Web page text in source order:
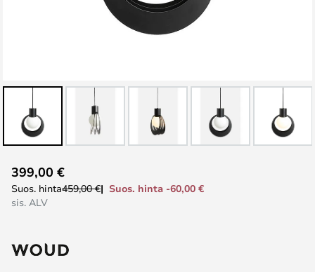
to
the
the
399,00 €
Suos. hinta459,00 €
Suos. hinta -60,00 €
sis. ALV